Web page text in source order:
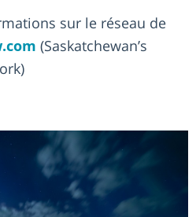
sur le réseau de
(Saskatchewan’s